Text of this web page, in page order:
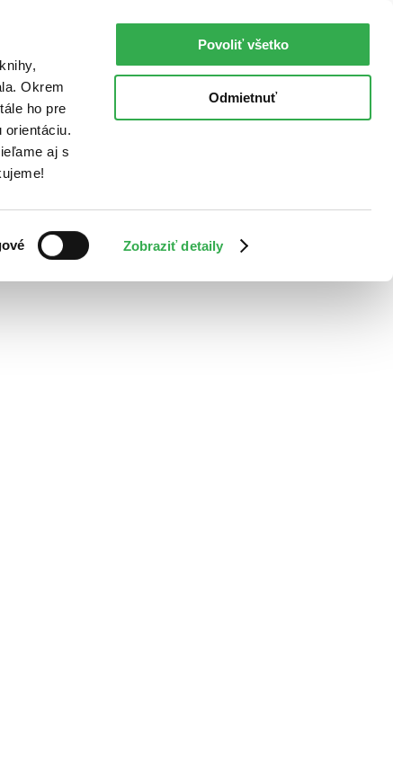
Okrem
ho pre
orientáciu.
aj s
Zobraziť detaily
Povoliť všetko
Odmietnuť